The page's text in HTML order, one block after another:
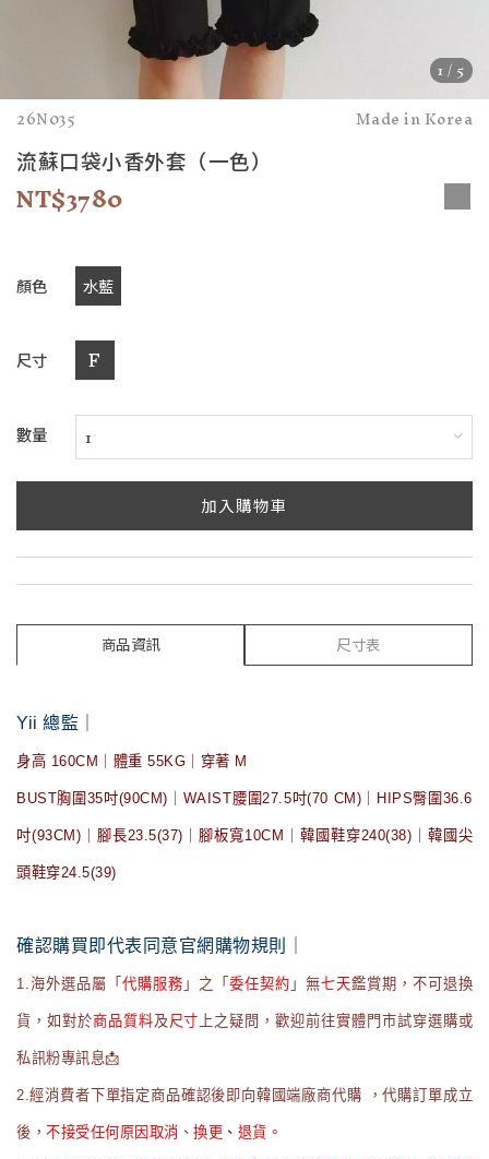
1/5
26N035 Made in Korea
流蘇口袋小香外套（一色）
3780
顏色
水藍
尺寸
F
數量
加入購物車
商品資訊 尺寸表
Yii 總監｜
身高 160CM｜體重 55KG｜穿著 M
BUST胸圍35吋(90CM)｜WAIST腰圍27.5吋(70 CM)｜HIPS臀圍36.6
吋(93CM)｜腳長23.5(37)｜腳板寬10CM｜韓國鞋穿240(38)｜韓國尖
頭鞋穿24.5(39)
確認購買即代表同意官網購物規則｜
1.海外選品屬「 代購服務 」之「 委任契約 」無七天鑑賞期，不可退換
貨，如對於商品質料 及 尺寸 上之疑問，歡迎前往實體門市試穿選購或
私訊粉專訊息📩
2.經消費者下單指定商品確認後即向韓國端廠商代購 ，代購訂單成立
後， 不接受任何原因取消 、 換更 、 退貨。